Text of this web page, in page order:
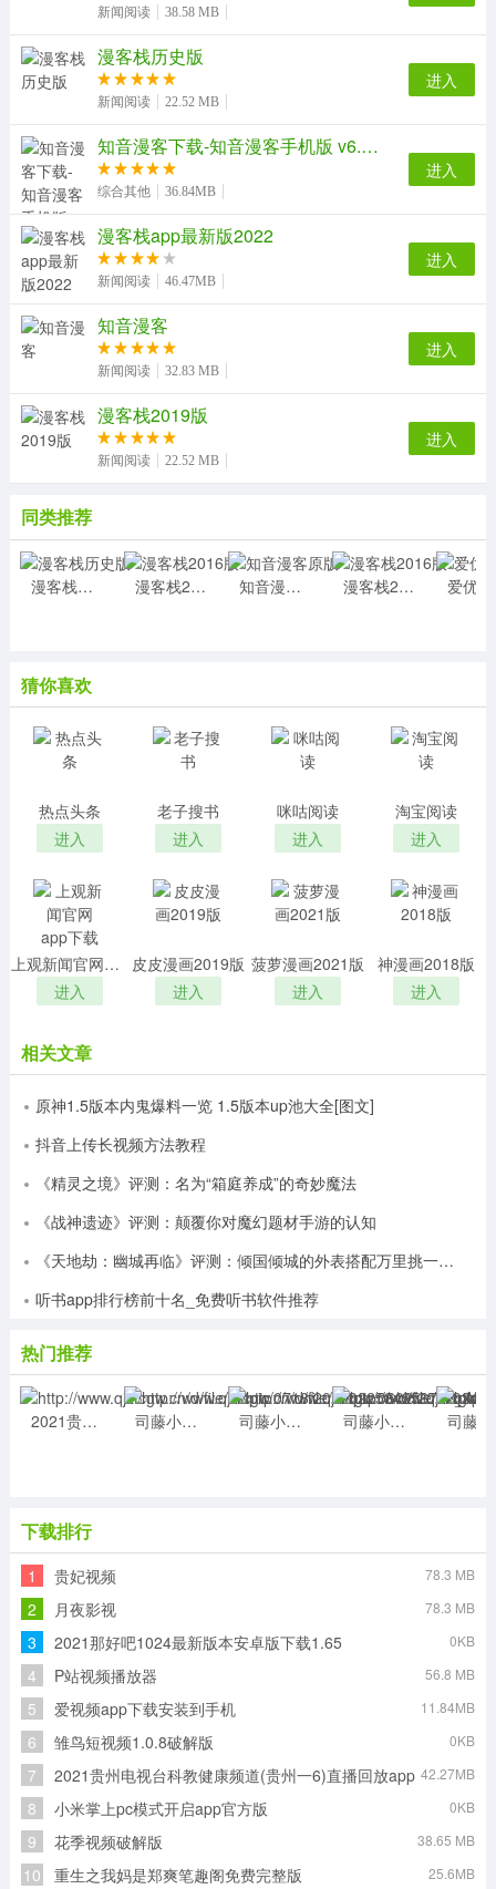
4.如何修改密码
即可完成密码的修改
软件功能
1、在线式漫画阅读，漫画实时更新；
2、原创漫画，打造全民漫画网络家园；
3、原创漫画手机发布，方便快捷；
软件特色
1、热血、搞笑、修真、冒险、恋爱、言情、玄幻、动
作、悬疑、科幻、校园、豪门、霸总、穿越、古风、架
空、战争、竞技、真人……应有尽有
2、斗破苍穹、偷星九月天、斗罗大陆、凤逆天下、穿
越西元3000后……
3、作品缓存剧集即可下载，无网状态也能畅快浏览
4、VIP体验不定期轻松领，阅读追书更顺畅
5、在线+脱机阅读,清晰画质 在线+脱机阅读,从此告别
更多空间,高清晰低内存的完美漫画,带给你别具一格的阅读
体验
6、容易收集和喜爱漫画，无需下次搜索
7、手机端和电脑端的数据都可以进行实时的同步
1、在这里你可以尽情打造属于自己的次元漫画之旅，
且这里的每一步漫画都是超高清的，你可以对人物们进行
深刻的了解，话不多说，快来加入漫画栈吧
2、你可以在这里找到几乎所有热门的漫画内容，都是
3、漫客栈，漫客栈本的软件，解锁会员权限，让您不
用登陆便可阅读会员漫画。大量原创国漫任您挑选，还有
新闻阅读 38.58 MB
漫客栈历史版
新闻阅读 22.52 MB
进入
知音漫客下载-知音漫客手机版 v6.3.4
综合其他 36.84MB
进入
漫客栈app最新版2022
新闻阅读 46.47MB
进入
知音漫客
新闻阅读 32.83 MB
进入
漫客栈2019版
新闻阅读 22.52 MB
进入
同类推荐
漫客栈历史版 漫客栈2016版 知音漫客原版 漫客栈2016版
猜你喜欢
热点头条
进入
老子搜书
进入
咪咕阅读
进入
淘宝阅读
进入
上观新闻官网app下载
进入
皮皮漫画2019版
进入
菠萝漫画2021版
进入
神漫画2018版
进入
相关文章
原神1.5版本内鬼爆料一览 1.5版本up池大全[图文]
抖音上传长视频方法教程
《精灵之境》评测：名为“箱庭养成”的奇妙魔法
《战神遗迹》评测：颠覆你对魔幻题材手游的认知
《天地劫：幽城再临》评测：倾国倾城的外表搭配万里挑一的灵魂
听书app排行榜前十名_免费听书软件推荐
热门推荐
2021贵州电视台科教健康频道(贵州一6)直播回放app 司藤小说app手机免费下载 司藤小说app手机免费下载 司藤小说app手机免费下载
下载排行
1 贵妃视频 78.3 MB
2 月夜影视 78.3 MB
3 2021那好吧1024最新版本安卓版下载1.65 0KB
4 P站视频播放器 56.8 MB
5 爱视频app下载安装到手机 11.84MB
6 雏鸟短视频1.0.8破解版 0KB
7 2021贵州电视台科教健康频道(贵州一6)直播回放app 42.27MB
8 小米掌上pc模式开启app官方版 0KB
9 花季视频破解版 38.65 MB
10 重生之我妈是郑爽笔趣阁免费完整版 25.6MB